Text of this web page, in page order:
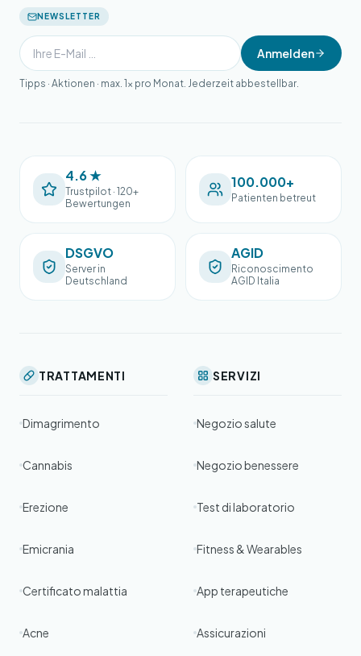
NEWSLETTER
Anmelden
Tipps · Aktionen · max. 1× pro Monat. Jederzeit abbestellbar.
4.6 ★
Trustpilot · 120+
Bewertungen
100.000+
Patienten betreut
DSGVO
Server in
Deutschland
AGID
Riconoscimento
AGID Italia
TRATTAMENTI
Dimagrimento
Cannabis
Erezione
Emicrania
Certificato malattia
Acne
SERVIZI
Negozio salute
Negozio benessere
Test di laboratorio
Fitness & Wearables
App terapeutiche
Assicurazioni